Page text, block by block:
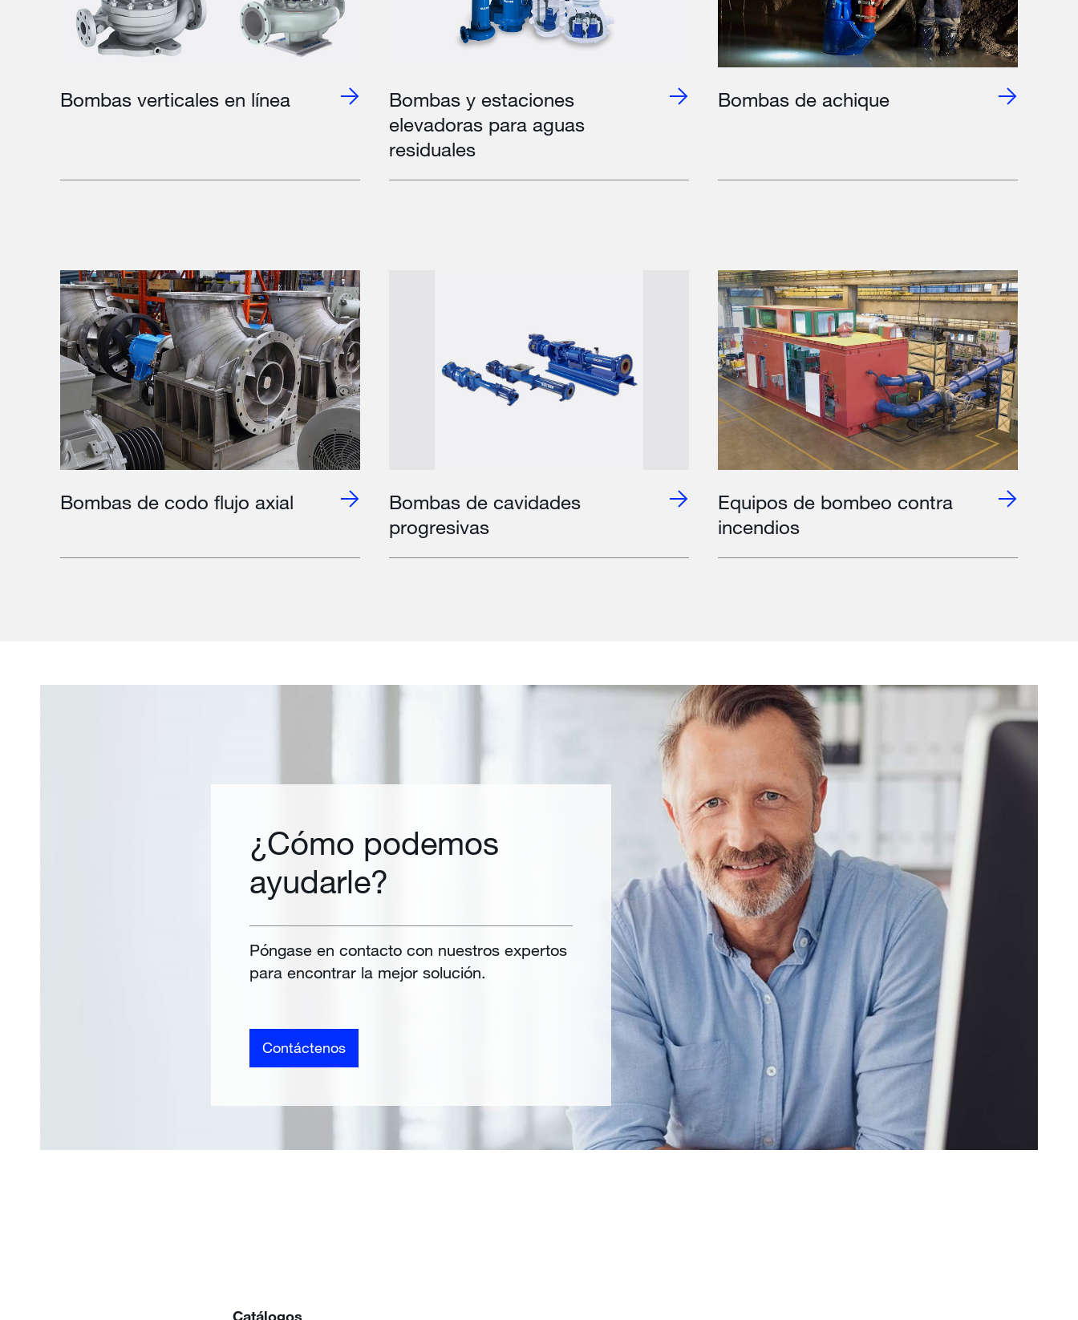
Bombas verticales en línea
Bombas y estaciones
elevadoras para aguas
residuales
Bombas de achique
Bombas de codo flujo axial
Bombas de cavidades
progresivas
Equipos de bombeo contra
incendios
¿Cómo podemos
ayudarle?
Póngase en contacto con nuestros expertos
para encontrar la mejor solución.
Contáctenos
Catálogos